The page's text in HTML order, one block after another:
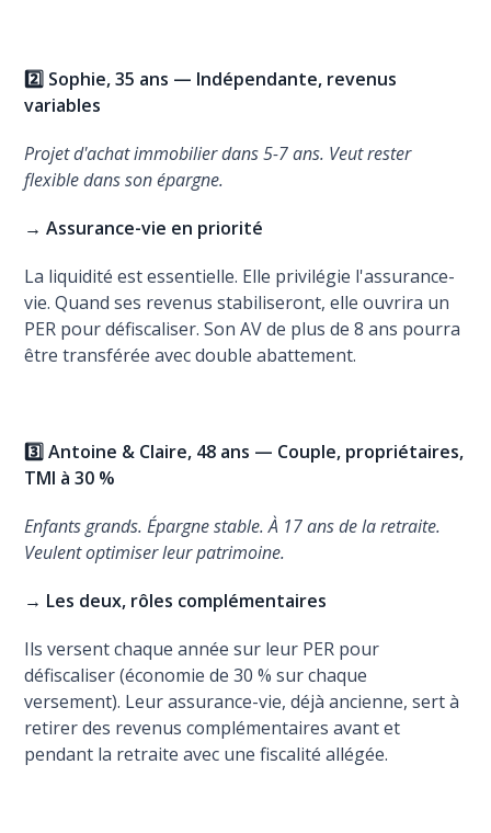
2️⃣ Sophie, 35 ans — Indépendante, revenus
variables
Projet d'achat immobilier dans 5-7 ans. Veut rester
flexible dans son épargne.
→ Assurance-vie en priorité
La liquidité est essentielle. Elle privilégie l'assurance-
vie. Quand ses revenus stabiliseront, elle ouvrira un
PER pour défiscaliser. Son AV de plus de 8 ans pourra
être transférée avec double abattement.
3️⃣ Antoine & Claire, 48 ans — Couple, propriétaires,
TMI à 30 %
Enfants grands. Épargne stable. À 17 ans de la retraite.
Veulent optimiser leur patrimoine.
→ Les deux, rôles complémentaires
Ils versent chaque année sur leur PER pour
défiscaliser (économie de 30 % sur chaque
versement). Leur assurance-vie, déjà ancienne, sert à
retirer des revenus complémentaires avant et
pendant la retraite avec une fiscalité allégée.